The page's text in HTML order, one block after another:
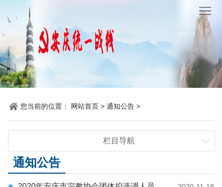
站
首
页
要
闻
聚
统
战
各
您当前的位置： 网站首页 > 通知公告 >
栏目导航
统战时讯
通知公告